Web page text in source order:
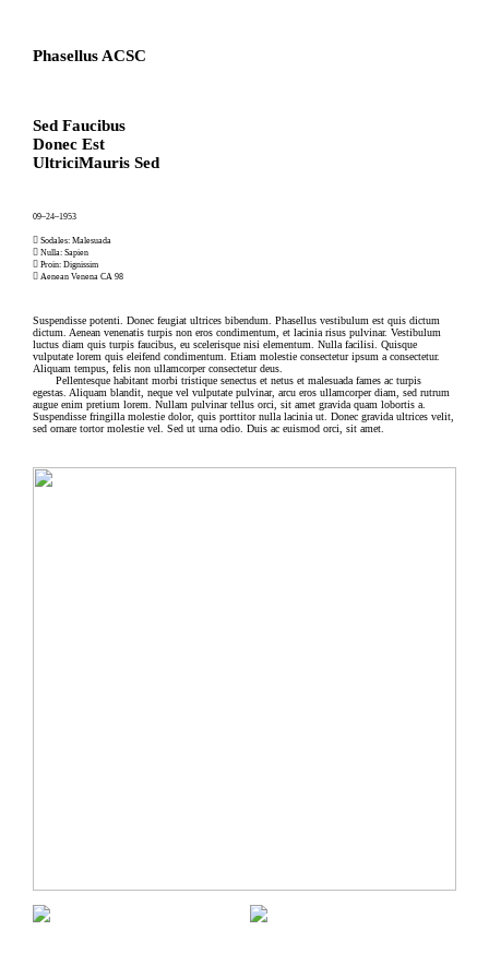
Phasellus ACSC
Sed Faucibus
Donec Est
UltriciMauris Sed
09–24–1953
︎ Sodales: Malesuada
︎ Nulla: Sapien
︎ Proin: Dignissim
︎ Aenean Venena CA 98
Suspendisse potenti. Donec feugiat ultrices bibendum. Phasellus vestibulum est quis dictum
dictum. Aenean venenatis turpis non eros condimentum, et lacinia risus pulvinar. Vestibulum
luctus diam quis turpis faucibus, eu scelerisque nisi elementum. Nulla facilisi. Quisque
vulputate lorem quis eleifend condimentum. Etiam molestie consectetur ipsum a consectetur.
Aliquam tempus, felis non ullamcorper consectetur deus.
Pellentesque habitant morbi tristique senectus et netus et malesuada fames ac turpis
egestas. Aliquam blandit, neque vel vulputate pulvinar, arcu eros ullamcorper diam, sed rutrum
augue enim pretium lorem. Nullam pulvinar tellus orci, sit amet gravida quam lobortis a.
Suspendisse fringilla molestie dolor, quis porttitor nulla lacinia ut. Donec gravida ultrices velit,
sed ornare tortor molestie vel. Sed ut urna odio. Duis ac euismod orci, sit amet.